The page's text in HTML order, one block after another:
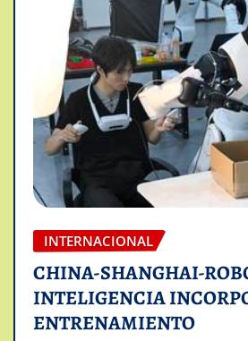
INTERNACIONAL
CHINA-SHANGHAI-
INTELIGENCIA
ENTRENAMIENTO